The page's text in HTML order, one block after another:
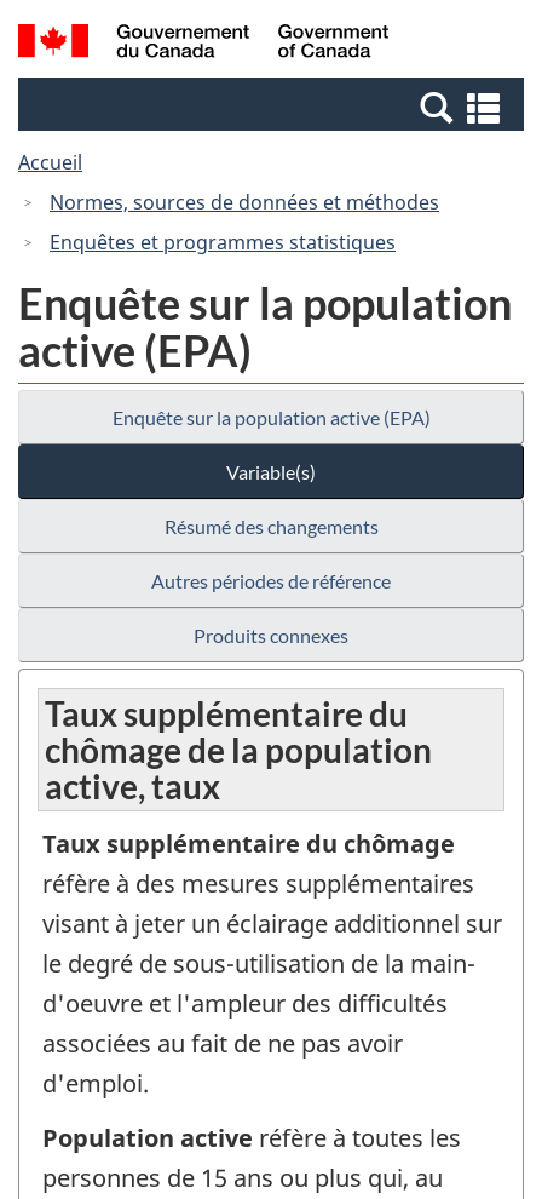
Passer
au
Passer
à
Canada
Recherche
et
et
Accueil
Normes, sources de données et méthodes
Enquêtes et programmes statistiques
Enquête sur la population
active (EPA)
Enquête sur la population active (EPA)
Variable(s)
Résumé des changements
Autres périodes de référence
Produits connexes
Taux supplémentaire du
chômage de la population
active, taux
Taux supplémentaire du chômage
réfère à des mesures supplémentaires
visant à jeter un éclairage additionnel sur
le degré de sous-utilisation de la main-
d'oeuvre et l'ampleur des difficultés
associées au fait de ne pas avoir
d'emploi.
Population active réfère à toutes les
personnes de 15 ans ou plus qui, au